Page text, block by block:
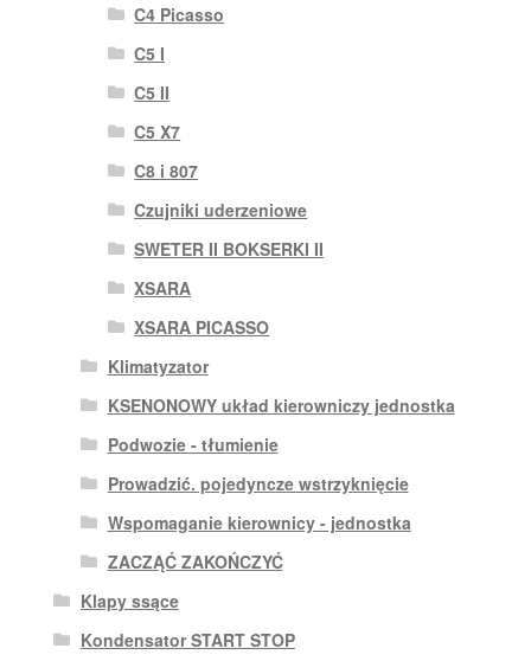
C4 Picasso
C5 I
C5 II
C5 X7
C8 i 807
Czujniki uderzeniowe
SWETER II BOKSERKI II
XSARA
XSARA PICASSO
Klimatyzator
KSENONOWY układ kierowniczy jednostka
Podwozie - tłumienie
Prowadzić. pojedyncze wstrzyknięcie
Wspomaganie kierownicy - jednostka
ZACZĄĆ ZAKOŃCZYĆ
Klapy ssące
Kondensator START STOP